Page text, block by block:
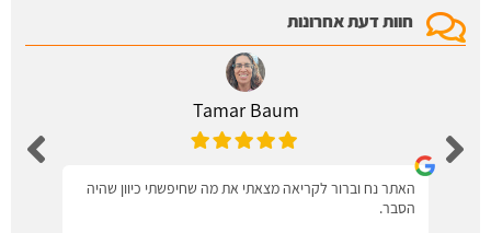
חוות דעת אחרונות
Tamar Baum
האתר נח וברור לקריאה מצאתי את מה שחיפשתי כיוון שהיה
הסבר.